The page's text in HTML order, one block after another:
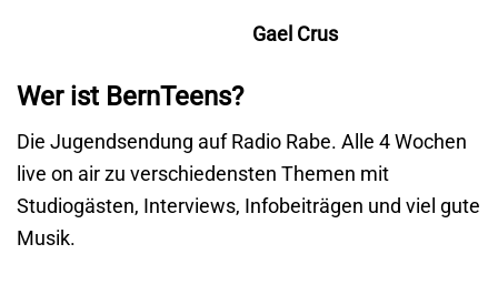
Gael Crus
Wer ist BernTeens?
Die Jugendsendung auf Radio Rabe. Alle 4 Wochen
live on air zu verschiedensten Themen mit
Studiogästen, Interviews, Infobeiträgen und viel gute
Musik.